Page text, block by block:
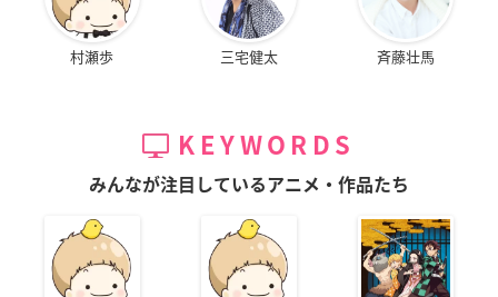
村瀬歩 三宅健太 斉藤壮馬
KEYWORDS
みんなが注目しているアニメ・作品たち